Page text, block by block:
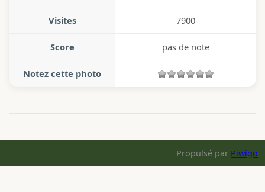
Visites 7900
Score pas de note
Notez cette photo
Propulsé par Piwigo